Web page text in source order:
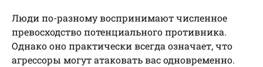
Люди по-разному воспринимают численное
превосходство потенциального противника.
Однако оно практически всегда означает, что
агрессоры могут атаковать вас одновременно.